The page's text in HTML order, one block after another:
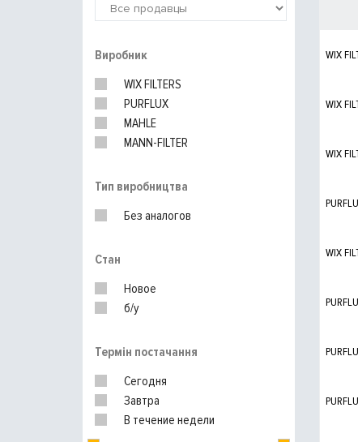
Виробник
WIX FILTERS
PURFLUX
MAHLE
MANN-FILTER
Тип виробництва
Без аналогов
Стан
Новое
б/у
Термін постачання
Сегодня
Завтра
В течение недели
WIX
WIX
WIX
WIX